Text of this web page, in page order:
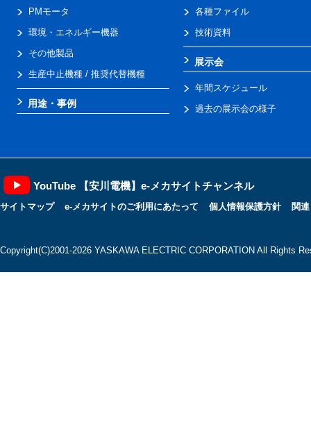
PMモータ
環境・エネルギー機器
その他製品
生産中止機種 / 推奨代替機種
用途・事例
各種ファイル
技術資料
展示会
年間スケジュール
過去の展示会の様子
YouTube 【安川電機】e-メカサイトチャンネル
サイトマップ e-メカサイトのご利用にあたって 個人情報保護方針 関
Copyright(C)2001‐2026 YASKAWA ELECTRIC CORPORATION All Rights